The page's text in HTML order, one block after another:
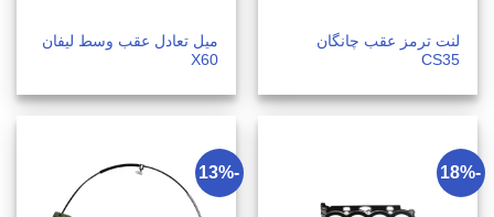
لنت ترمز عقب چانگان
CS35
میل تعادل عقب وسط لیفان
X60
-18%
-13%